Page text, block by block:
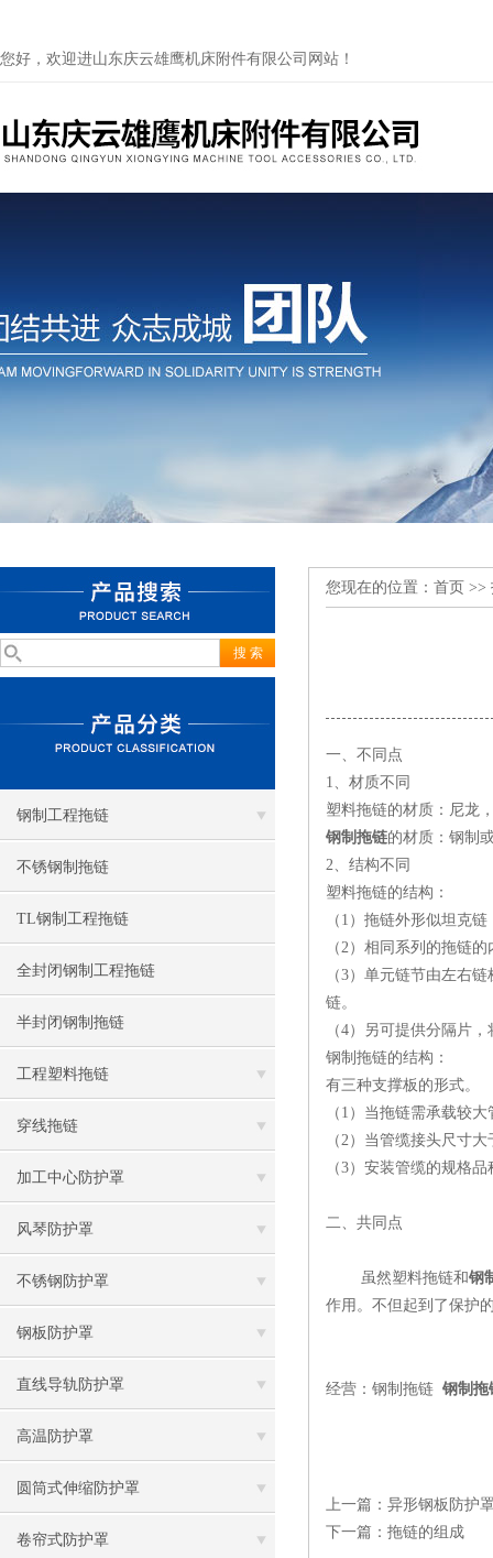
您好，欢迎进山东庆云雄鹰机床附件有限公司网站！
钢制工程拖链
不锈钢制拖链
TL钢制工程拖链
全封闭钢制工程拖链
半封闭钢制拖链
工程塑料拖链
穿线拖链
加工中心防护罩
风琴防护罩
不锈钢防护罩
钢板防护罩
直线导轨防护罩
高温防护罩
圆筒式伸缩防护罩
卷帘式防护罩
您现在的位置： 首页 >>
一、不同点
1、材质不同
塑料拖链的材质：尼龙
钢制拖链的材质：钢制
2、结构不同
塑料拖链的结构：
（1）拖链外形似坦克
（2）相同系列的拖链
（3）单元链节由左右
链。
（4）另可提供分隔片
钢制拖链的结构：
有三种支撑板的形式。
（1）当拖链需承载较
（2）当管缆接头尺寸
（3）安装管缆的规格
二、共同点
虽然塑料拖链和钢
作用。不但起到了保护
经营： 钢制拖链 钢制拖
上一篇： 异形钢板防护
下一篇： 拖链的组成